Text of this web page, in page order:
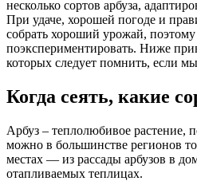
несколько сортов арбуза,
При удаче, хорошей погоде и
собрать хороший урожай, поэтому
поэкспериментировать. Ниже
которых следует помнить, если
Когда сеять, какие
Арбуз – теплолюбивое растение,
можно в большинстве регионов
местах — из рассады арбузов в
отапливаемых теплицах.